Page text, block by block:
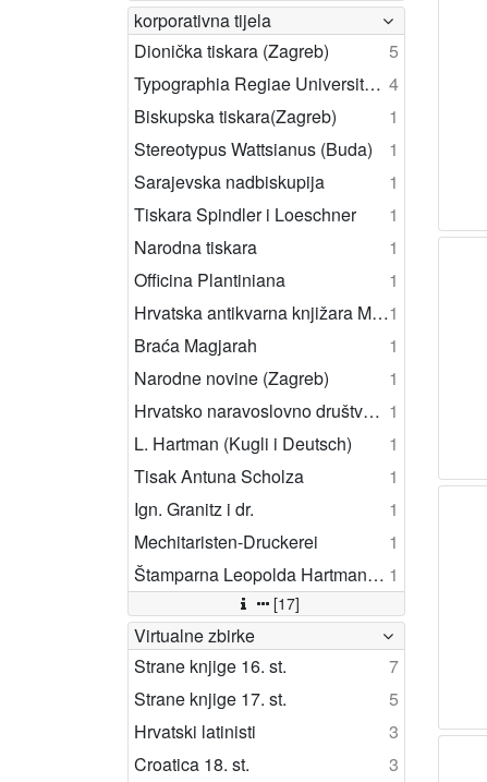
korporativna tijela
Dionička tiskara (Zagreb)
5
Typographia Regiae Universitatis Hungaricae 4
Biskupska tiskara(Zagreb)
1
Stereotypus Wattsianus (Buda)
1
Sarajevska nadbiskupija
1
Tiskara Spindler i Loeschner
1
Narodna tiskara
1
Officina Plantiniana
1
Hrvatska antikvarna knjižara M. F. Strmeckoga1
Braća Magjarah
1
Narodne novine (Zagreb)
1
Hrvatsko naravoslovno društvo (Zagreb) 1
L. Hartman (Kugli i Deutsch)
1
Tisak Antuna Scholza
1
Ign. Granitz i dr.
1
Mechitaristen-Druckerei
1
Štamparna Leopolda Hartmana i druga. 1
[17]
Virtualne zbirke
Strane knjige 16. st.
7
Strane knjige 17. st.
5
Hrvatski latinisti
3
Croatica 18. st.
3